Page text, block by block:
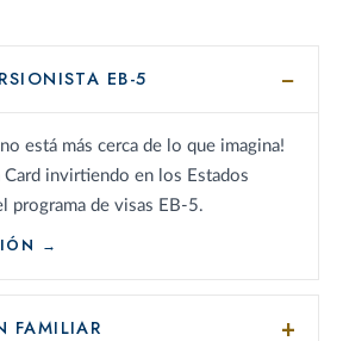
EB-5
está más cerca de lo que imagina!
Card invirtiendo en los Estados
programa de visas EB-5.
: VISAS DE INVERSIONISTA EB-5
FAMILIAR